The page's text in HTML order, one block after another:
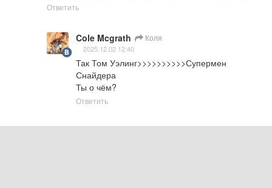
Ответить
Cole Mcgrath Коля
2025.12.02 12:40
Так Том Уэлинг>>>>>>>>>>Супермен
Снайдера
Ты о чём?
Ответить